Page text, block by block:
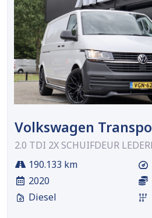
Volkswagen
2.0 TDI 2X SCHUIFDEUR
190.133 km
2020
Diesel